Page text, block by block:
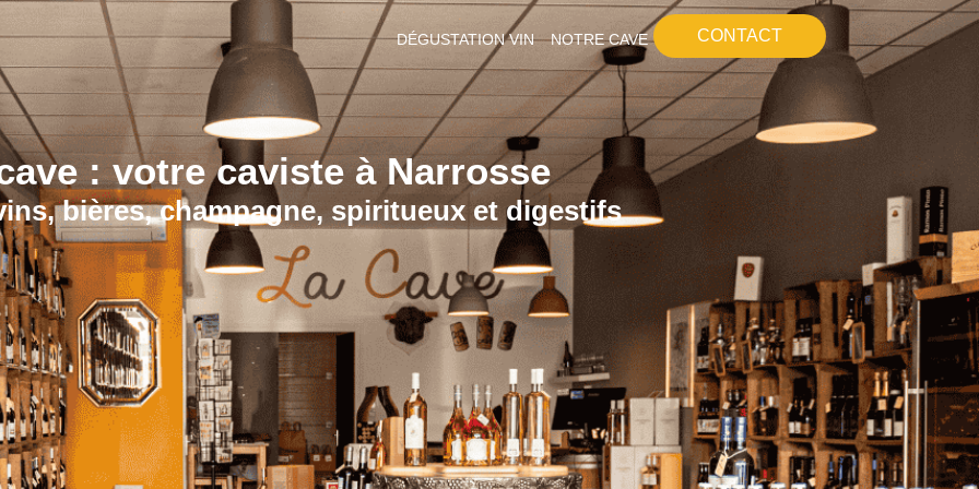
DÉGUSTATION VIN NOTRE CAVE CONTACT
: votre caviste à Narrosse
bières, champagne, spiritueux et digestifs